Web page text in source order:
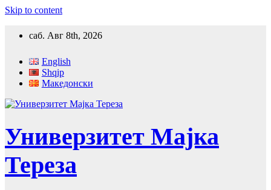
Skip to content
саб. Авг 8th, 2026
English
Shqip
Македонски
Универзитет Мајка
Тереза